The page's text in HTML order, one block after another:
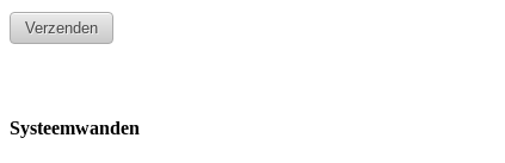
Systeemwanden